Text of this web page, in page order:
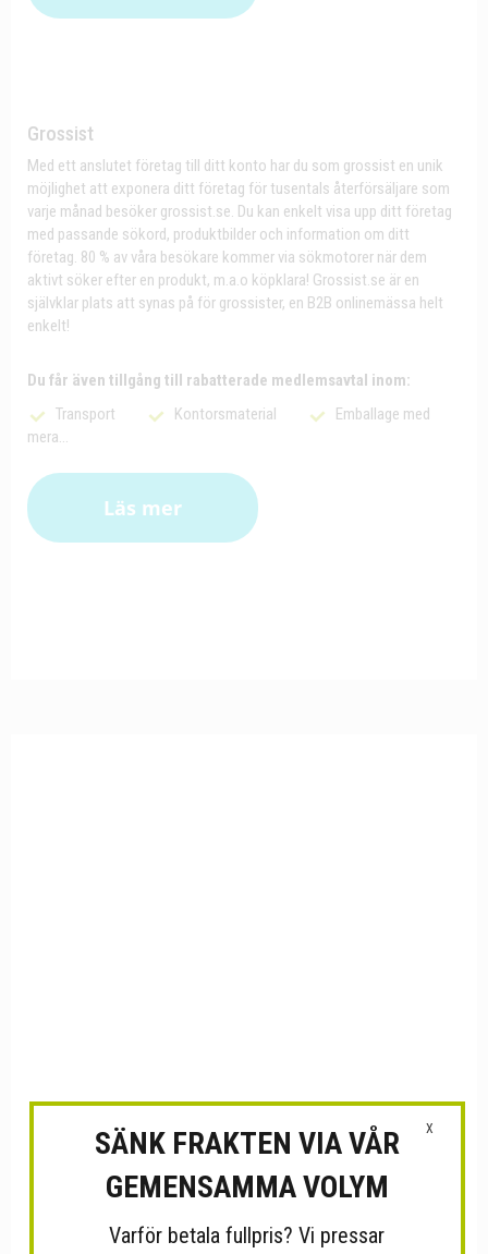
Grossist
Med ett anslutet företag till ditt konto har du som grossist en unik
möjlighet att exponera ditt företag för tusentals återförsäljare som
varje månad besöker grossist.se. Du kan enkelt visa upp ditt företag
med passande sökord, produktbilder och information om ditt
företag. 80 % av våra besökare kommer via sökmotorer när dem
aktivt söker efter en produkt, m.a.o köpklara! Grossist.se är en
självklar plats att synas på för grossister, en B2B onlinemässa helt
enkelt!
Du får även tillgång till rabatterade medlemsavtal inom:
Transport
Kontorsmaterial
Emballage med
mera...
Läs mer
X
SÄNK FRAKTEN VIA VÅR
GEMENSAMMA VOLYM
Varför betala fullpris? Vi pressar